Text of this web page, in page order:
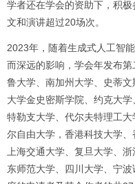
学者还在学会的资助下，积
文和演讲超过20场次。
2023年，随着生成式人工智
而深远的影响，学会年发布
鲁大学、南加州大学、史蒂
大学金史密斯学院、约克大
特勒支大学、代尔夫特理工
尔自由大学，香港科技大学、
上海交通大学、复旦大学、
东师范大学、四川大学、宁